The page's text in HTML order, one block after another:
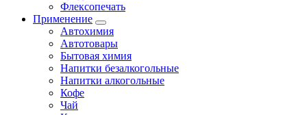
Флексопечать
Применение
Автохимия
Автотовары
Бытовая химия
Напитки безалкогольные
Напитки алкогольные
Кофе
Чай